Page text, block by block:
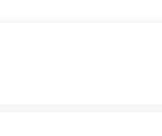
cosmetiche